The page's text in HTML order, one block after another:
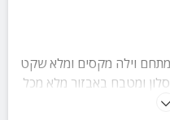
וילה מקסים ומלא שקט
שינה, סלון ומטבח באבזור מלא מכל
טבעית וייחודית, מגוון